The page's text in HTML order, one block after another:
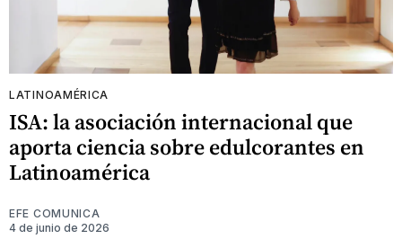
LATINOAMÉRICA
ISA: la asociación internacional que
aporta ciencia sobre edulcorantes en
Latinoamérica
EFE COMUNICA
4 de junio de 2026